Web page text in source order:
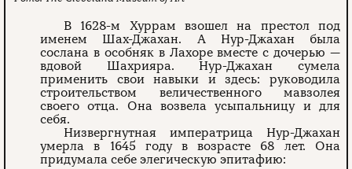
В 1628-м Хуррам взошел на престол под
именем Шах-Джахан. А Нур-Джахан была
сослана в особняк в Лахоре вместе с дочерью —
вдовой Шахрияра. Нур-Джахан сумела
применить свои навыки и здесь: руководила
строительством величественного мавзолея
своего отца. Она возвела усыпальницу и для
себя.
Низвергнутная императрица Нур-Джахан
умерла в 1645 году в возрасте 68 лет. Она
придумала себе элегическую эпитафию: